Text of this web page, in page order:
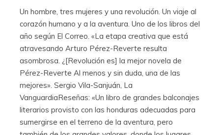
Un hombre, tres mujeres y una revolución. Un viaje al
corazón humano y a la aventura. Uno de los libros del
año según El Correo. «La etapa creativa que está
atravesando Arturo Pérez-Reverte resulta
asombrosa. ¿[Revolución es] la mejor novela de
Pérez-Reverte Al menos y sin duda, una de las
mejores». Sergio Vila-Sanjuán, La
VanguardiaReseñas: «Un libro de grandes balconajes
literarios provisto con las honduras adecuadas para
sumergirse en el terreno de la aventura, pero